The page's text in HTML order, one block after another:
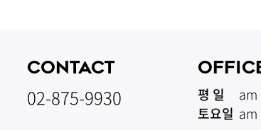
CONTACT
02-875-9930 평 일
am
토요일 am